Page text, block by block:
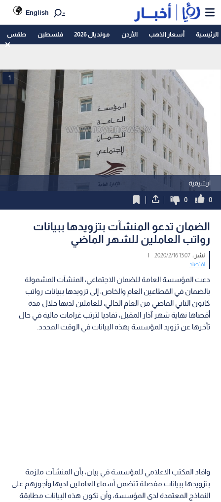
English
الرئيسية أسعار الذهب الأردن مونديال 2026 فلسطين طقس
ارشيفية
1
0
0
الضمان تدعو المنشآت بتزويدها ببيانات
رواتب العاملين للشهر الماضي
نشر :13:07 2020/2/16
|
اقتصاد
دعت المؤسسة العامة للضمان الاجتماعي، المنشآت المشمولة
بالضمان في القطاعين العام والخاص، إلى تزويدها ببيانات رواتب
كانون الثاني الماضي من العام الحالي، للعاملين لديها خلال مدة
أقصاها نهاية شهر آذار المقبل، تفاديا لترتب غرامات مالية في حال
تأخرها عن تزويد المؤسسة بهذه البيانات في الوقت المحدد.
وافاد المكتب الاعلامي للمؤسسة في بيان، بأن المنشآت ملزمة
بتزويدها ببيانات مفصلة تتضمن أسماء العاملين لديها وأجورهم على
النماذج المعتمدة لدى المؤسسة، وأن تكون هذه البيانات مطابقة